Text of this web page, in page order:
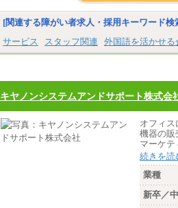
[関連する障がい者求人・採用キーワード検
サービス
スタッフ関連 外国語を活かせる
キヤノンシステムアンドサポート株式会
オフィ
機器の販
マーケテ
続きを読
業種
新卒／